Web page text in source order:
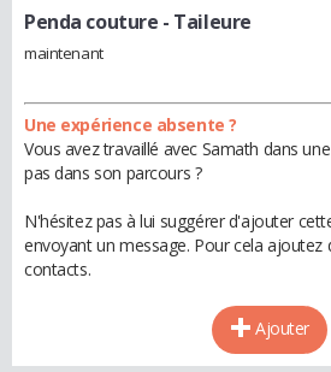
Penda couture - Taileure
maintenant
Une expérience absente ?
Vous avez travaillé avec Samath dans
pas dans son parcours ?
N'hésitez pas à lui suggérer d'ajouter
envoyant un message. Pour cela ajoutez
contacts.
Ajouter